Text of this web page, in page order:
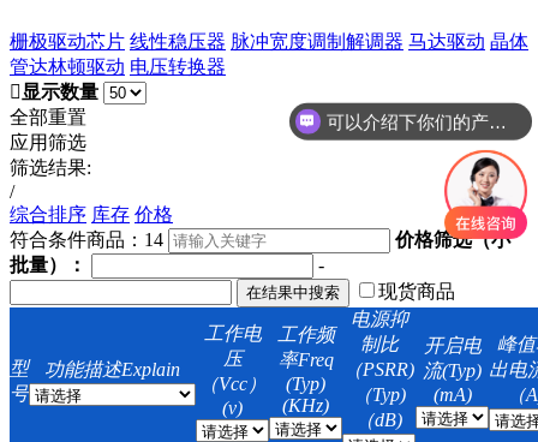
栅极驱动芯片 线性稳压器 脉冲宽度调制解调器 马达驱动 晶体
管达林顿驱动 电压转换器
显示数量
全部重置
应用筛选
筛选结果:
/
综合排序 库存 价格
符合条件商品： 14
价格筛选（小
批量）：
-
现货商品
型
号
功能描述Explain
工作电
压
（Vcc）
(v)
工作频
率Freq
(Typ)
(KHz)
电源抑
制比
（PSRR)
（Typ)
（dB)
开启电
流(Typ)
(mA)
峰
出电
（
可以介绍下你们的产品么